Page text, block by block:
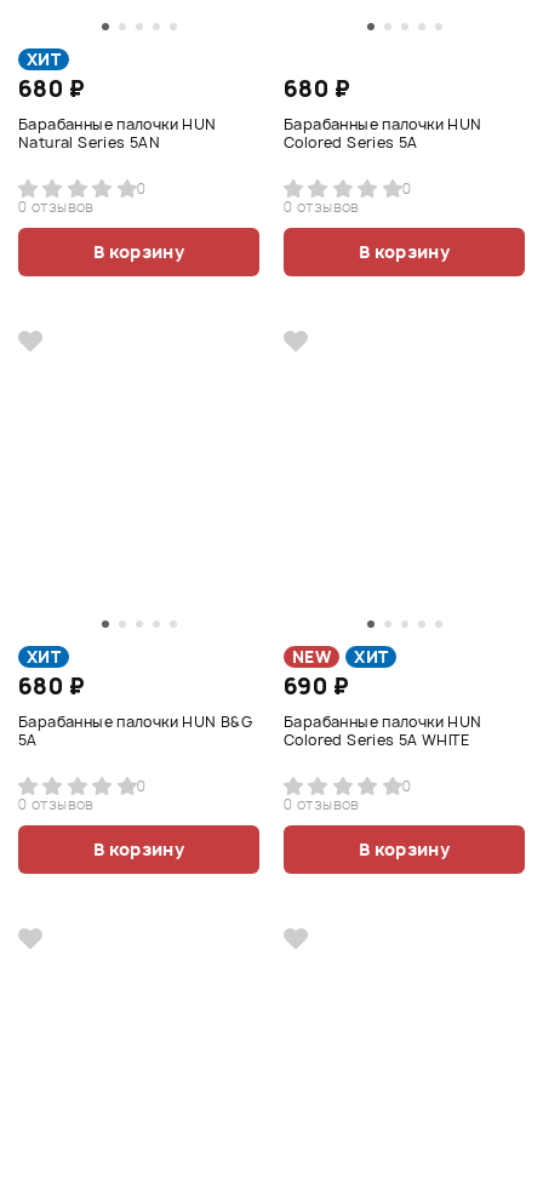
ХИТ
680 ₽
Барабанные палочки HUN
Natural Series 5AN
0
0 отзывов
В корзину
680 ₽
Барабанные палочки HUN
Colored Series 5A
0
0 отзывов
В корзину
ХИТ
680 ₽
Барабанные палочки HUN B&G
5A
0
0 отзывов
В корзину
NEW ХИТ
690 ₽
Барабанные палочки HUN
Colored Series 5A WHITE
0
0 отзывов
В корзину